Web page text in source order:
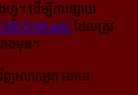
។ ដើម្បីការផ្សាយ
ដែលត្រូវ
ាងមុន។
វិញលោកអ្នក ដោយ